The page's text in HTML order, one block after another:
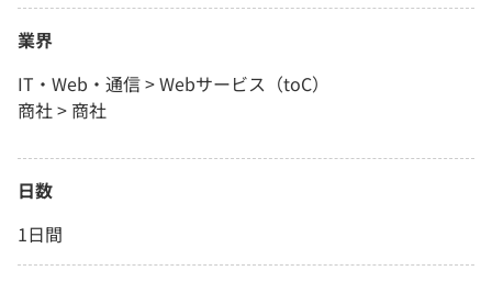
業界
IT・Web・通信 > Webサービス（toC）
商社 > 商社
日数
1日間